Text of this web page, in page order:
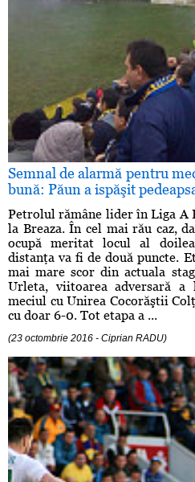
Semnal de alarmă pentru
bună: Păun a ispăşit
Petrolul rămâne lider în Liga A
la Breaza. În cel mai rău caz,
ocupă meritat locul al
distanţa va fi de două puncte.
mai mare scor din actuala
Urleta, viitoarea adversară a
meciul cu Unirea Cocorăştii
cu doar 6-0. Tot etapa a ...
(23 octombrie 2016 - Ciprian RADU)